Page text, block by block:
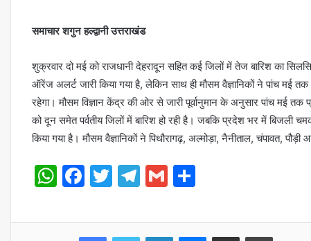
समाचार शगुन हल्द्वानी उत्तराखंड
शुक्रवार दो मई को राजधानी देहरादून सहित कई जिलों में तेज बारिश का
ऑरेंज अलर्ट जारी किया गया है, लेकिन साथ ही मौसम वैज्ञानिकों ने पांच
रहेगा। मौसम विज्ञान केंद्र की ओर से जारी पूर्वानुमान के अनुसार पांच मई
को दून समेत पर्वतीय जिलों में बारिश हो रही है। जबकि प्रदेश भर में
किया गया है। मौसम वैज्ञानिकों ने पिथौरागढ़, अल्मोड़ा, नैनीताल, चंपावत,
WhatsApp
Facebook
Twitter
Telegram
Gmail